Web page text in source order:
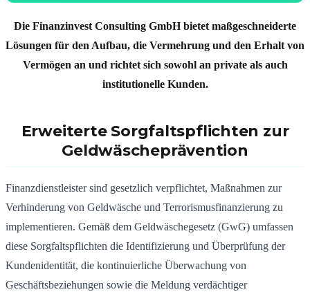
Die Finanzinvest Consulting GmbH bietet maßgeschneiderte
Lösungen für den Aufbau, die Vermehrung und den Erhalt von
Vermögen an und richtet sich sowohl an private als auch
institutionelle Kunden.
Erweiterte Sorgfaltspflichten zur
Geldwäscheprävention
Finanzdienstleister sind gesetzlich verpflichtet, Maßnahmen zur
Verhinderung von Geldwäsche und Terrorismusfinanzierung zu
implementieren. Gemäß dem Geldwäschegesetz (GwG) umfassen
diese Sorgfaltspflichten die Identifizierung und Überprüfung der
Kundenidentität, die kontinuierliche Überwachung von
Geschäftsbeziehungen sowie die Meldung verdächtiger